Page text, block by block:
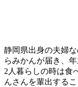
静岡県出身の夫婦
らみかんが届き、
2人暮らしの時は食
んさんを輩出する